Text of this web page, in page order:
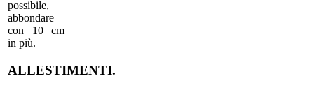
possibile,
abbondare
con 10 cm
in più.
ALLESTIMENTI.